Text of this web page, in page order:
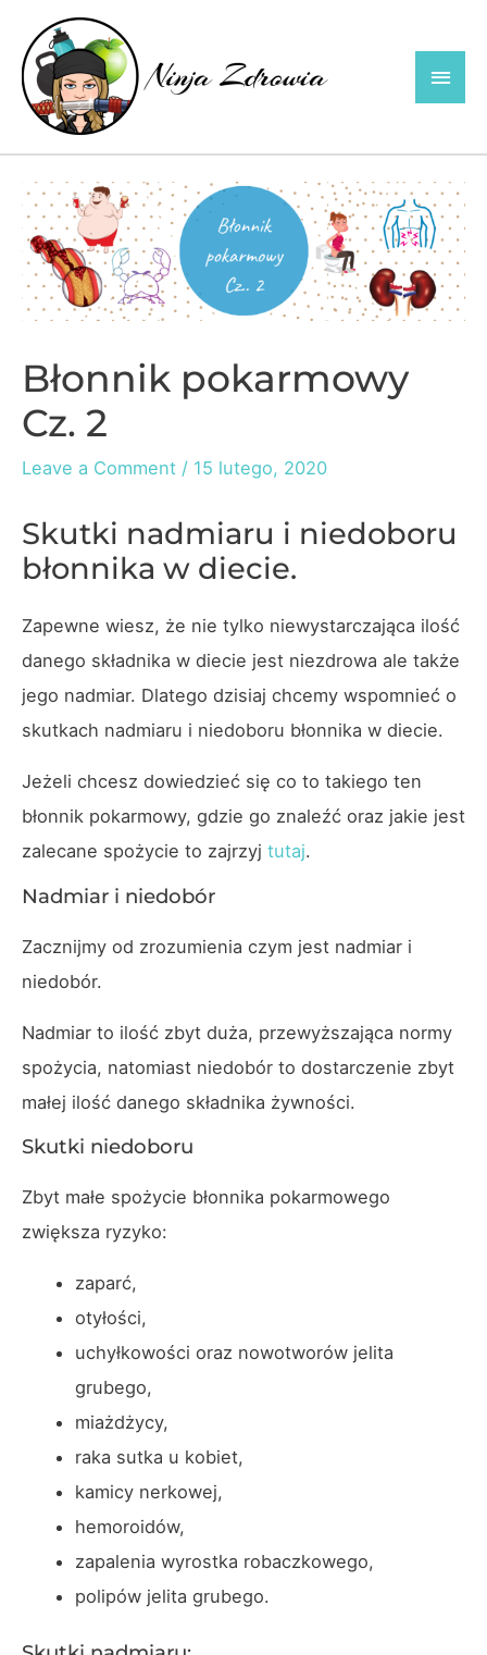
content
Main
Błonnik pokarmowy
Cz. 2
Leave a Comment / 15 lutego, 2020
Skutki nadmiaru i niedoboru
błonnika w diecie.
Zapewne wiesz, że nie tylko niewystarczająca ilość
danego składnika w diecie jest niezdrowa ale także
jego nadmiar. Dlatego dzisiaj chcemy wspomnieć o
skutkach nadmiaru i niedoboru błonnika w diecie.
Jeżeli chcesz dowiedzieć się co to takiego ten
błonnik pokarmowy, gdzie go znaleźć oraz jakie jest
zalecane spożycie to zajrzyj tutaj.
Nadmiar i niedobór
Zacznijmy od zrozumienia czym jest nadmiar i
niedobór.
Nadmiar to ilość zbyt duża, przewyższająca normy
spożycia, natomiast niedobór to dostarczenie zbyt
małej ilość danego składnika żywności.
Skutki niedoboru
Zbyt małe spożycie błonnika pokarmowego
zwiększa ryzyko:
zaparć,
otyłości,
uchyłkowości oraz nowotworów jelita
grubego,
miażdżycy,
raka sutka u kobiet,
kamicy nerkowej,
hemoroidów,
zapalenia wyrostka robaczkowego,
polipów jelita grubego.